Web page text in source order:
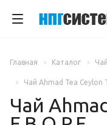
Главная Каталог
Чай Ahmad Tea Ceylon
Чай